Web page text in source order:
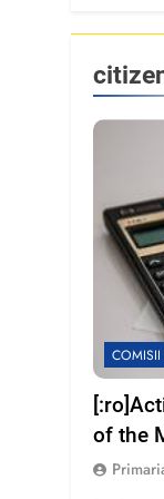
COMISII
of the